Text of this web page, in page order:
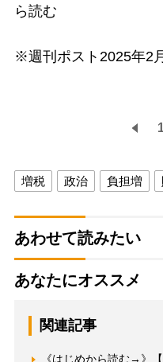
ら読む
※週刊ポスト2025年2
増税 政治 負担増
あわせて読みたい
あなたにオススメ
関連記事
《はじめから読む→》